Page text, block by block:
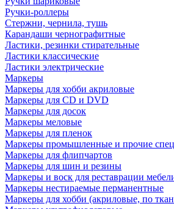
Ручки-роллеры
Стержни, чернила, тушь
Карандаши чернографитные
Ластики, резинки стирательные
Ластики классические
Ластики электрические
Маркеры
Маркеры для хобби акриловые
Маркеры для CD и DVD
Маркеры для досок
Маркеры меловые
Маркеры для пленок
Маркеры промышленные и прочие
Маркеры для флипчартов
Маркеры для шин и резины
Маркеры и воск для реставрации
Маркеры нестираемые перманентные
Маркеры для хобби (акриловые, по